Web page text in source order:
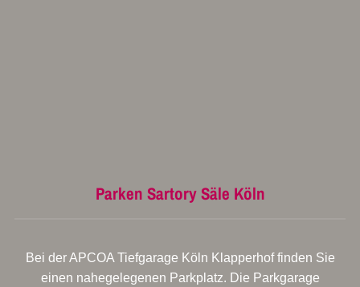
Parken Sartory Säle Köln
Bei der APCOA Tiefgarage Köln Klapperhof finden Sie
einen nahegelegenen Parkplatz. Die Parkgarage